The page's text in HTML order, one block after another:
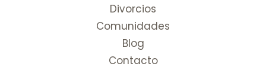
Divorcios
Comunidades
Blog
Contacto